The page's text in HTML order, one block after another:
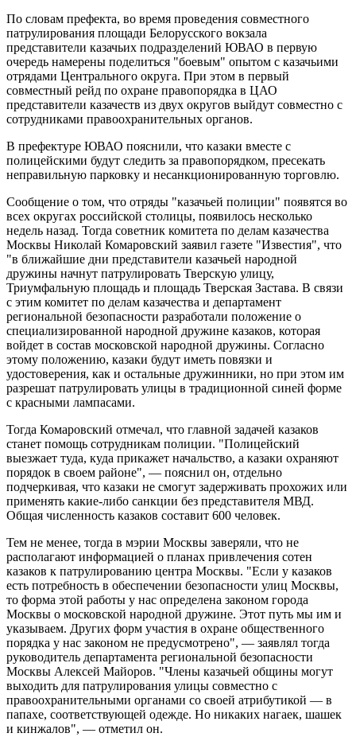
По словам префекта, во время проведения совместного
патрулирования площади Белорусского вокзала
представители казачьих подразделений ЮВАО в первую
очередь намерены поделиться "боевым" опытом с казачьими
отрядами Центрального округа. При этом в первый
совместный рейд по охране правопорядка в ЦАО
представители казачеств из двух округов выйдут совместно с
сотрудниками правоохранительных органов.
В префектуре ЮВАО пояснили, что казаки вместе с
полицейскими будут следить за правопорядком, пресекать
неправильную парковку и несанкционированную торговлю.
Сообщение о том, что отряды "казачьей полиции" появятся во
всех округах российской столицы, появилось несколько
недель назад. Тогда советник комитета по делам казачества
Москвы Николай Комаровский заявил газете "Известия", что
"в ближайшие дни представители казачьей народной
дружины начнут патрулировать Тверскую улицу,
Триумфальную площадь и площадь Тверская Застава. В связи
с этим комитет по делам казачества и департамент
региональной безопасности разработали положение о
специализированной народной дружине казаков, которая
войдет в состав московской народной дружины. Согласно
этому положению, казаки будут иметь повязки и
удостоверения, как и остальные дружинники, но при этом им
разрешат патрулировать улицы в традиционной синей форме
с красными лампасами.
Тогда Комаровский отмечал, что главной задачей казаков
станет помощь сотрудникам полиции. "Полицейский
выезжает туда, куда прикажет начальство, а казаки охраняют
порядок в своем районе", — пояснил он, отдельно
подчеркивая, что казаки не смогут задерживать прохожих или
применять какие-либо санкции без представителя МВД.
Общая численность казаков составит 600 человек.
Тем не менее, тогда в мэрии Москвы заверяли, что не
располагают информацией о планах привлечения сотен
казаков к патрулированию центра Москвы. "Если у казаков
есть потребность в обеспечении безопасности улиц Москвы,
то форма этой работы у нас определена законом города
Москвы о московской народной дружине. Этот путь мы им и
указываем. Других форм участия в охране общественного
порядка у нас законом не предусмотрено", — заявлял тогда
руководитель департамента региональной безопасности
Москвы Алексей Майоров. "Члены казачьей общины могут
выходить для патрулирования улицы совместно с
правоохранительными органами со своей атрибутикой — в
папахе, соответствующей одежде. Но никаких нагаек, шашек
и кинжалов", — отметил он.